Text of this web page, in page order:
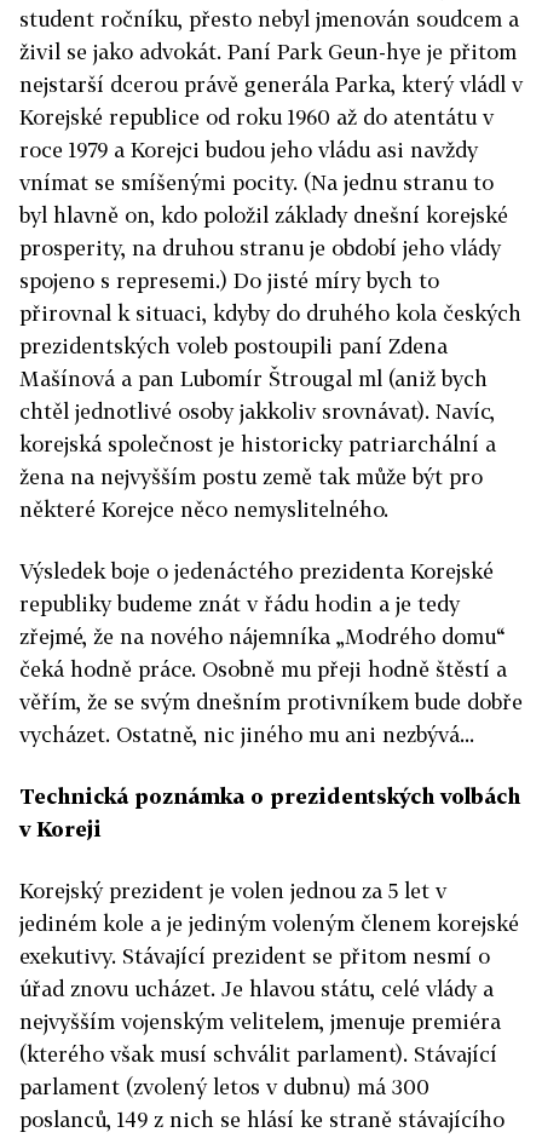
student ročníku, přesto nebyl jmenován soudcem a
živil se jako advokát. Paní Park Geun-hye je přitom
nejstarší dcerou právě generála Parka, který vládl v
Korejské republice od roku 1960 až do atentátu v
roce 1979 a Korejci budou jeho vládu asi navždy
vnímat se smíšenými pocity. (Na jednu stranu to
byl hlavně on, kdo položil základy dnešní korejské
prosperity, na druhou stranu je období jeho vlády
spojeno s represemi.) Do jisté míry bych to
přirovnal k situaci, kdyby do druhého kola českých
prezidentských voleb postoupili paní Zdena
Mašínová a pan Lubomír Štrougal ml (aniž bych
chtěl jednotlivé osoby jakkoliv srovnávat). Navíc,
korejská společnost je historicky patriarchální a
žena na nejvyšším postu země tak může být pro
některé Korejce něco nemyslitelného.
Výsledek boje o jedenáctého prezidenta Korejské
republiky budeme znát v řádu hodin a je tedy
zřejmé, že na nového nájemníka „Modrého domu“
čeká hodně práce. Osobně mu přeji hodně štěstí a
věřím, že se svým dnešním protivníkem bude dobře
vycházet. Ostatně, nic jiného mu ani nezbývá...
Technická poznámka o prezidentských volbách
v Koreji
Korejský prezident je volen jednou za 5 let v
jediném kole a je jediným voleným členem korejské
exekutivy. Stávající prezident se přitom nesmí o
úřad znovu ucházet. Je hlavou státu, celé vlády a
nejvyšším vojenským velitelem, jmenuje premiéra
(kterého však musí schválit parlament). Stávající
parlament (zvolený letos v dubnu) má 300
poslanců, 149 z nich se hlásí ke straně stávajícího